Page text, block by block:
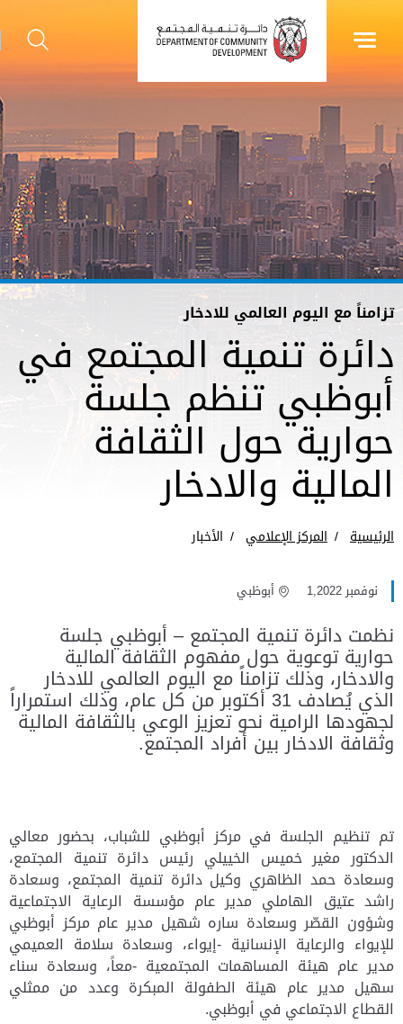
تزامناً مع اليوم العالمي للادخار
دائرة تنمية المجتمع في
أبوظبي تنظم جلسة
حوارية حول الثقافة
المالية والادخار
الرئيسية المركز الإعلامي الأخبار
نوفمبر 1,2022 أبوظبي
نظمت دائرة تنمية المجتمع – أبوظبي جلسة
حوارية توعوية حول مفهوم الثقافة المالية
والادخار، وذلك تزامناً مع اليوم العالمي للادخار
الذي يُصادف 31 أكتوبر من كل عام، وذلك استمراراً
لجهودها الرامية نحو تعزيز الوعي بالثقافة المالية
وثقافة الادخار بين أفراد المجتمع.
تم تنظيم الجلسة في مركز أبوظبي للشباب، بحضور معالي
الدكتور مغير خميس الخييلي رئيس دائرة تنمية المجتمع،
وسعادة حمد الظاهري وكيل دائرة تنمية المجتمع، وسعادة
راشد عتيق الهاملي مدير عام مؤسسة الرعاية الاجتماعية
وشؤون القصّر وسعادة ساره شهيل مدير عام مركز أبوظبي
للإيواء والرعاية الإنسانية -إيواء، وسعادة سلامة العميمي
مدير عام هيئة المساهمات المجتمعية -معاً، وسعادة سناء
سهيل مدير عام هيئة الطفولة المبكرة وعدد من ممثلي
القطاع الاجتماعي في أبوظبي.